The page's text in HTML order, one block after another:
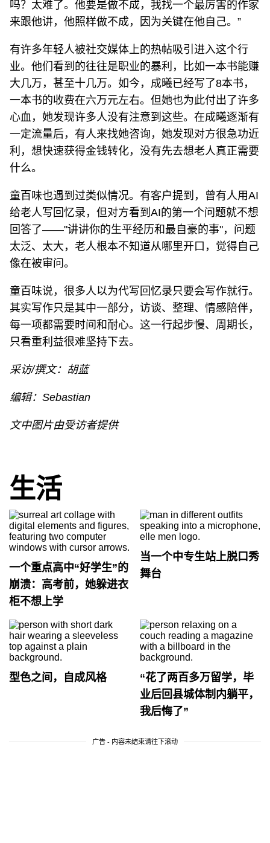
吗？太难了。他要是做不成，我找一个最厉害的作家
来跟他讲，他照样做不成，因为关键在他自己。”
有许多年轻人被社交媒体上的热帖吸引进入这个行
业。他们看到的往往是职业的暴利，比如一本书能赚
大几万，甚至十几万。如今，成曦已经写了8本书，
一本书的收费在六万元左右。但她也为此付出了许多
心血，她发现许多人没有注意到这些。在成曦逐渐有
一定流量后，有人来找她咨询，她发现对方很急功近
利，想快速获得金钱转化，没有先去想老人真正需要
什么。
童百味也遇到过类似情况。有客户提到，曾有人用AI
给老人写回忆录，但对方看到AI的第一个问题就不想
回答了——"讲讲你的生平经历和最自豪的事"，问题
太泛、太大，老人根本不知道从哪里开口，觉得自己
像在被审问。
童百味说，很多人以为代写回忆录只要会写作就行。
其实写作只是其中一部分，访谈、整理、情感陪伴，
每一项都需要时间和耐心。这一行起步慢、周期长，
只看重利益很难坚持下去。
采访/撰文：胡蓝
编辑：Sebastian
文中图片由受访者提供
生活
一个重点高中“好学生”的
崩溃：高考前，她躲进衣
柜不想上学
当一个中专生站上脱口秀
舞台
型色之间，自成风格
“花了两百多万留学，毕
业后回县城体制内躺平，
我后悔了”
广告 - 内容未结束请往下滚动